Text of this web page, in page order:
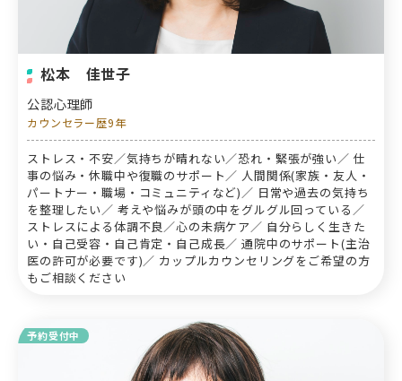
松本 佳世子
公認心理師
カウンセラー歴9年
ストレス・不安／気持ちが晴れない／恐れ・緊張が強い／ 仕
事の悩み・休職中や復職のサポート／ 人間関係(家族・友人・
パートナー・職場・コミュニティなど)／ 日常や過去の気持ち
を整理したい／ 考えや悩みが頭の中をグルグル回っている／
ストレスによる体調不良／心の未病ケア／ 自分らしく生きた
い・自己受容・自己肯定・自己成長／ 通院中のサポート(主治
医の許可が必要です)／ カップルカウンセリングをご希望の方
もご相談ください
予約受付中